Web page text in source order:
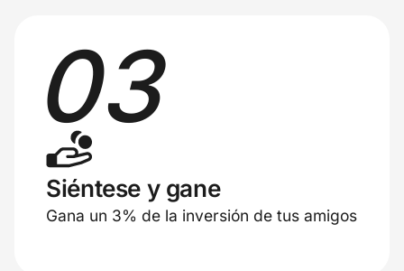
03
Siéntese y gane
Gana un 3% de la inversión de tus amigos